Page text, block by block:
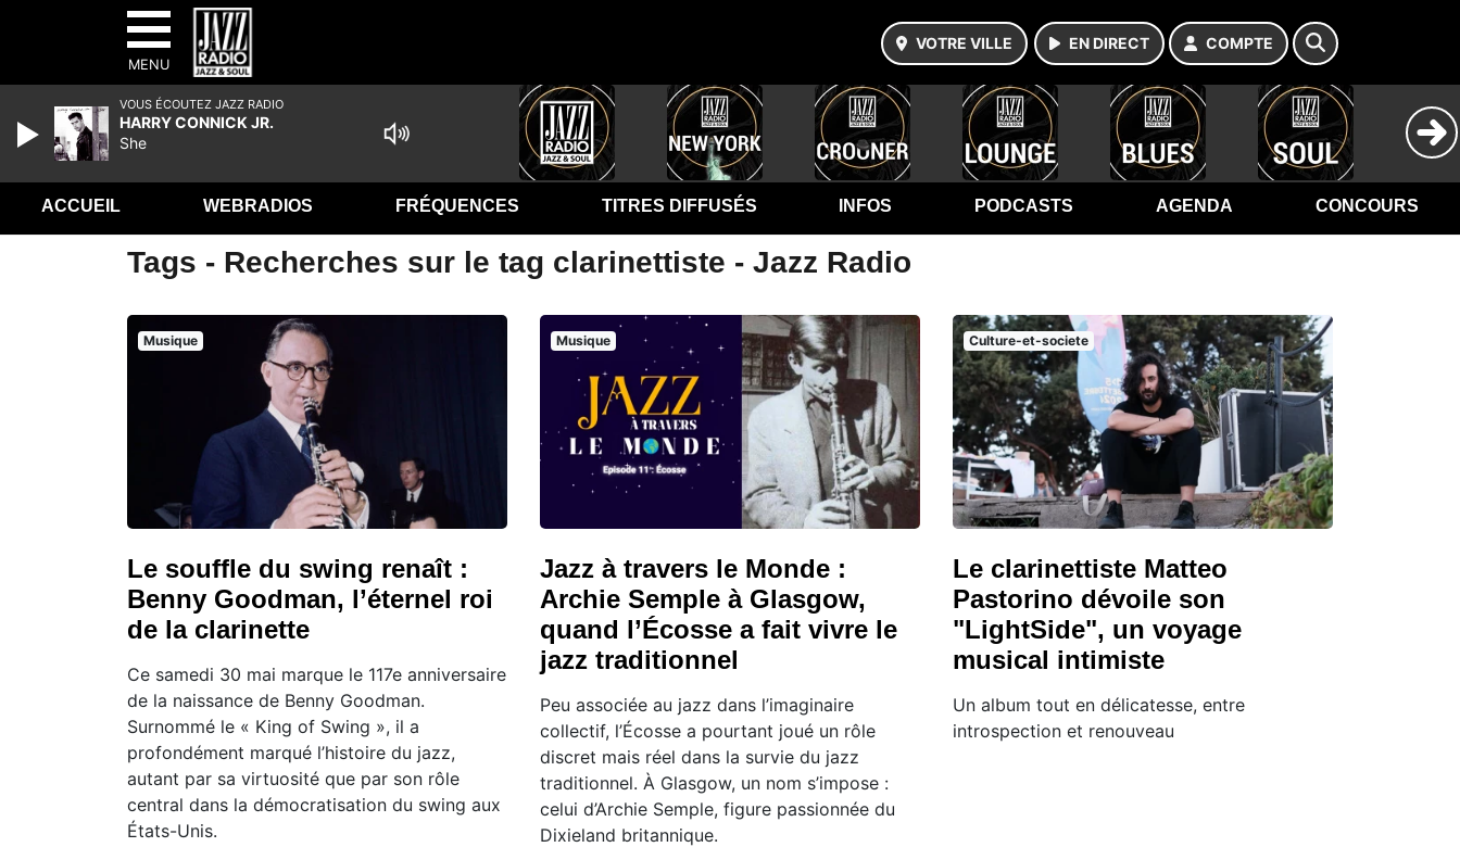
MENU
VOTRE VILLE EN DIRECT COMPTE
ACCUEIL WEBRADIOS FRÉQUENCES TITRES DIFFUSÉS INFOS PODCASTS AGENDA CONCOURS
Tags - Recherches sur le tag clarinettiste - Jazz Radio
Musique
Le souffle du swing renaît :
Benny Goodman, l’éternel roi
de la clarinette
Ce samedi 30 mai marque le 117e anniversaire
de la naissance de Benny Goodman.
Surnommé le « King of Swing », il a
profondément marqué l’histoire du jazz,
autant par sa virtuosité que par son rôle
central dans la démocratisation du swing aux
États-Unis.
Musique
Jazz à travers le Monde :
Archie Semple à Glasgow,
quand l’Écosse a fait vivre le
jazz traditionnel
Peu associée au jazz dans l’imaginaire
collectif, l’Écosse a pourtant joué un rôle
discret mais réel dans la survie du jazz
traditionnel. À Glasgow, un nom s’impose :
celui d’Archie Semple, figure passionnée du
Dixieland britannique.
Culture-et-societe
Le clarinettiste Matteo
Pastorino dévoile son
"LightSide", un voyage
musical intimiste
Un album tout en délicatesse, entre
introspection et renouveau
VOUS ÉCOUTEZ JAZZ RADIO
HARRY CONNICK JR.
She